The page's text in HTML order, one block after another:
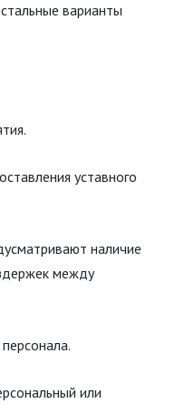
варианты
уставного
наличие
между
или